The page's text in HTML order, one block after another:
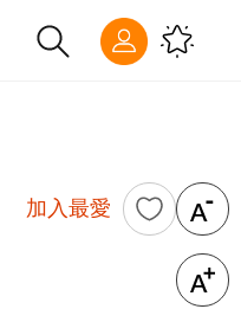
加入最愛